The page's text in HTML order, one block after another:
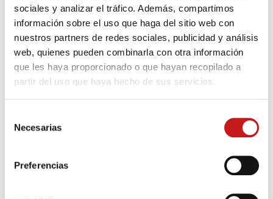
sociales y analizar el tráfico. Además, compartimos
información sobre el uso que haga del sitio web con
nuestros partners de redes sociales, publicidad y análisis
web, quienes pueden combinarla con otra información
que les haya proporcionado o que hayan recopilado a
partir del uso que haya hecho de sus servicios.
Necesarias
Preferencias
Con la KE90, Hepperle apuesta por sostenibilidad,
regionalidad y máxima calidad. Los trayectos cortos y
el uso de madera local contribuyen a una producción
eficiente en recursos y a una fabricación totalmente
personalizada.